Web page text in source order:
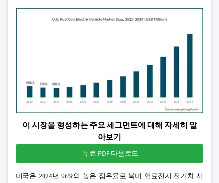
이 시장을 형성하는 주요 세그먼트에 대해 자세히 알
아보기
무료 PDF 다운로드
미국은 2024년 96%의 높은 점유율로 북미 연료전지 전기차 시